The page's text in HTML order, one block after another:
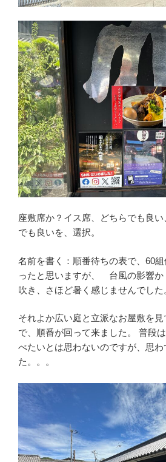
座敷席か？イス席、どちらでも良
でも良いを、選択。
名前を書く：順番待ちの表で、60
ったと思いますが、 台風の影響
吹き、さほど暑く感じませんでした
それよか広い庭と立派なお屋敷を
で、順番が回って来ました。 普段
べたいとは思わないのですが、思わ
た。。。